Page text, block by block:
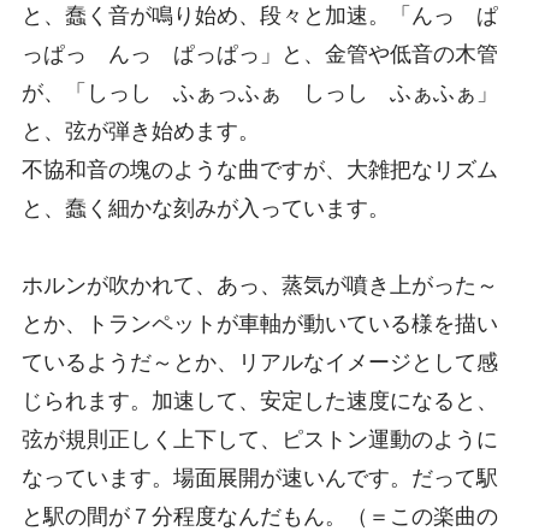
と、蠢く音が鳴り始め、段々と加速。「んっ ぱ
っぱっ んっ ぱっぱっ」と、金管や低音の木管
が、「しっし ふぁっふぁ しっし ふぁふぁ」
と、弦が弾き始めます。
不協和音の塊のような曲ですが、大雑把なリズム
と、蠢く細かな刻みが入っています。
ホルンが吹かれて、あっ、蒸気が噴き上がった～
とか、トランペットが車軸が動いている様を描い
ているようだ～とか、リアルなイメージとして感
じられます。加速して、安定した速度になると、
弦が規則正しく上下して、ピストン運動のように
なっています。場面展開が速いんです。だって駅
と駅の間が７分程度なんだもん。（＝この楽曲の